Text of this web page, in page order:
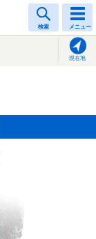
検索 メニュー
現在地